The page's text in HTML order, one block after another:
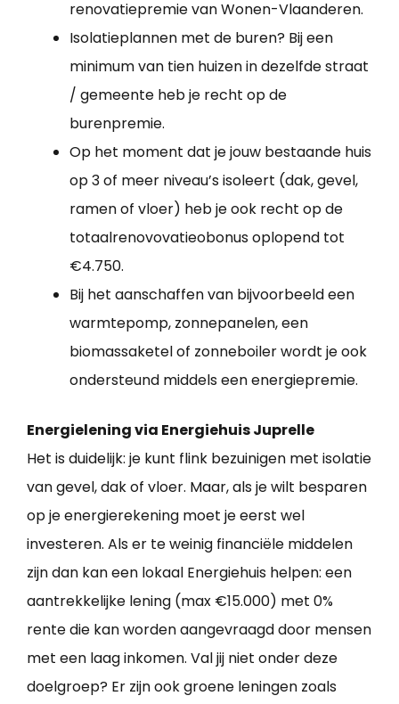
renovatiepremie van Wonen-Vlaanderen.
Isolatieplannen met de buren? Bij een
minimum van tien huizen in dezelfde straat
/ gemeente heb je recht op de
burenpremie.
Op het moment dat je jouw bestaande huis
op 3 of meer niveau’s isoleert (dak, gevel,
ramen of vloer) heb je ook recht op de
totaalrenovovatieobonus oplopend tot
€4.750.
Bij het aanschaffen van bijvoorbeeld een
warmtepomp, zonnepanelen, een
biomassaketel of zonneboiler wordt je ook
ondersteund middels een energiepremie.
Energielening via Energiehuis Juprelle
Het is duidelijk: je kunt flink bezuinigen met isolatie
van gevel, dak of vloer. Maar, als je wilt besparen
op je energierekening moet je eerst wel
investeren. Als er te weinig financiële middelen
zijn dan kan een lokaal Energiehuis helpen: een
aantrekkelijke lening (max €15.000) met 0%
rente die kan worden aangevraagd door mensen
met een laag inkomen. Val jij niet onder deze
doelgroep? Er zijn ook groene leningen zoals